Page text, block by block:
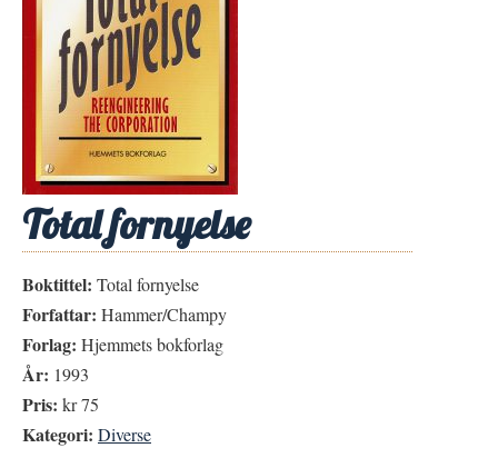
Total fornyelse
Boktittel: Total fornyelse
Forfattar: Hammer/Champy
Forlag: Hjemmets bokforlag
År: 1993
Pris: kr 75
Kategori: Diverse